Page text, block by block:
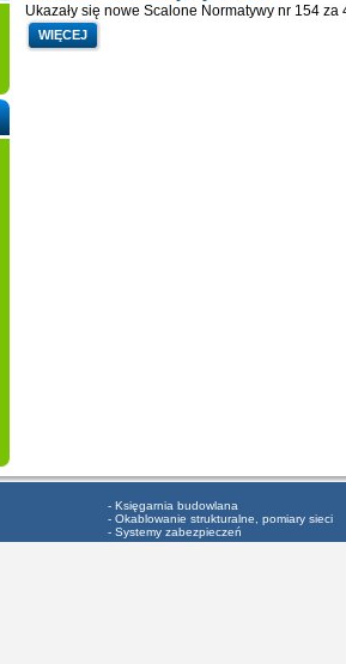
Ukazały się nowe Scalone Normatywy nr 154 za
WIĘCEJ
- Księgarnia budowlana
- Okablowanie strukturalne, pomiary sieci
- Systemy zabezpieczeń